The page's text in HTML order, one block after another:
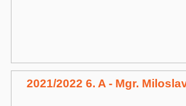
2021/2022 6. A - Mgr.